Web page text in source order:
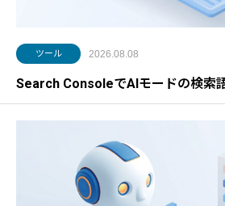
ツール 2026.08.08
Search ConsoleでAIモードの検索